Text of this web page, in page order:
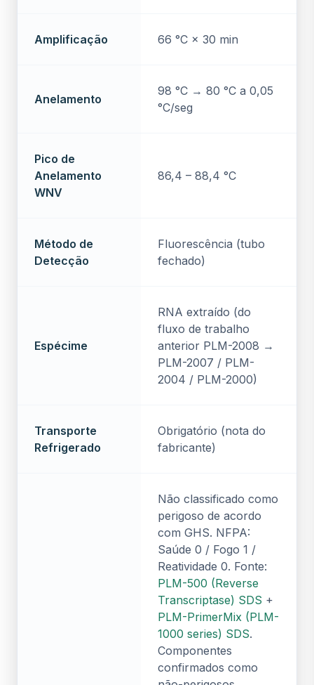
Amplificação 66 °C × 30 min
Anelamento
98 °C → 80 °C a 0,05
°C/seg
Pico de
Anelamento
WNV
86,4 – 88,4 °C
Método de
Detecção
Fluorescência (tubo
fechado)
Espécime
RNA extraído (do
fluxo de trabalho
anterior PLM-2008 →
PLM-2007 / PLM-
2004 / PLM-2000)
Transporte
Refrigerado
Obrigatório (nota do
fabricante)
Não classificado como
perigoso de acordo
com GHS. NFPA:
Saúde 0 / Fogo 1 /
Reatividade 0. Fonte:
PLM-500 (Reverse
Transcriptase) SDS +
PLM-PrimerMix (PLM-
1000 series) SDS.
Componentes
confirmados como